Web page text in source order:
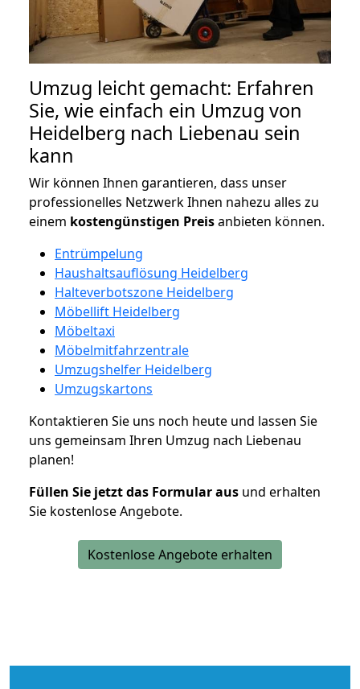
Umzug leicht gemacht: Erfahren
Sie, wie einfach ein Umzug von
Heidelberg nach Liebenau sein
kann
Wir können Ihnen garantieren, dass unser
professionelles Netzwerk Ihnen nahezu alles zu
einem kostengünstigen Preisanbieten können.
Entrümpelung
Haushaltsauflösung Heidelberg
Halteverbotszone Heidelberg
Möbellift Heidelberg
Möbeltaxi
Möbelmitfahrzentrale
Umzugshelfer Heidelberg
Umzugskartons
Kontaktieren Sie uns noch heute und lassen Sie
uns gemeinsam Ihren Umzug nach Liebenau
planen!
Füllen Sie jetzt das Formular aus und erhalten
Sie kostenlose Angebote.
Kostenlose Angebote erhalten